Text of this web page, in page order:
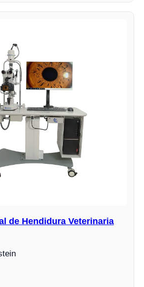
de Hendidura Veterinaria